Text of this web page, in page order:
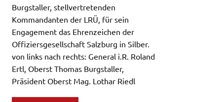
Burgstaller, stellvertretenden
Kommandanten der LRÜ, für sein
Engagement das Ehrenzeichen der
Offiziersgesellschaft Salzburg in Silber.
von links nach rechts: General i.R. Roland
Ertl, Oberst Thomas Burgstaller,
Präsident Oberst Mag. Lothar Riedl